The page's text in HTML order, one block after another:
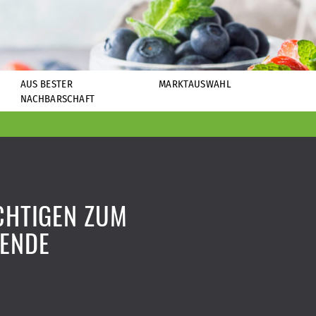
AUS BESTER
NACHBARSCHAFT
MARKTAUSWAHL
ZUM